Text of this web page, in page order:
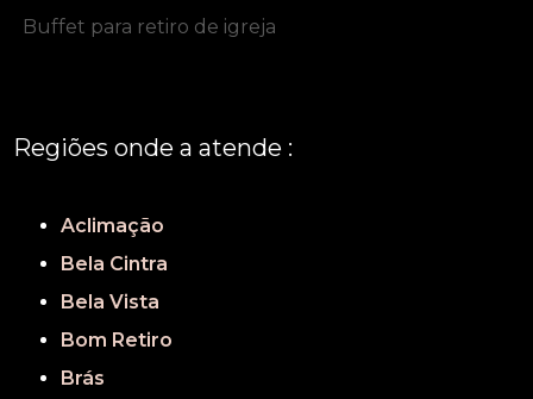
Buffet para retiro de igreja
Regiões onde a atende :
Aclimação
Bela Cintra
Bela Vista
Bom Retiro
Brás